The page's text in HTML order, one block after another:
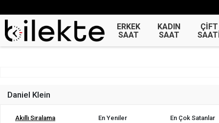
ERKEK
SAAT
KADIN
SAAT
ÇİFT
Daniel Klein
Akıllı Sıralama En Yeniler En Çok Satanlar